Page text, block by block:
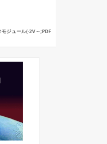
ジュール(-2V～;PDF